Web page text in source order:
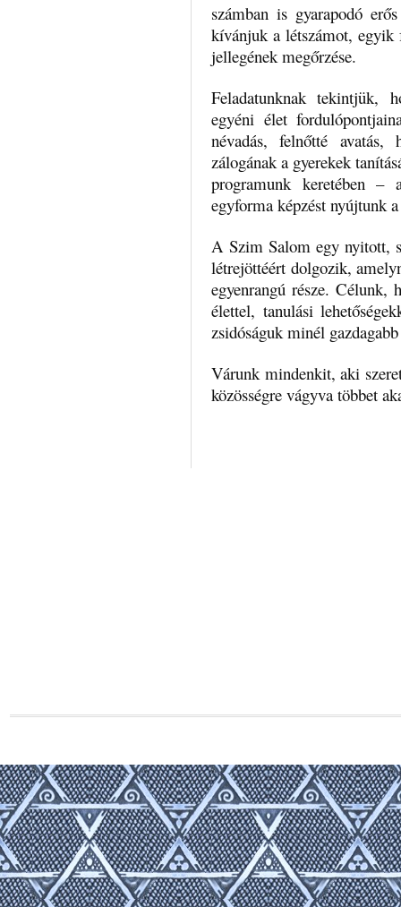
számban is gyarapodó
kívánjuk a létszámot, egyik
jellegének megőrzése.
Feladatunknak tekintjük,
egyéni élet
névadás, felnőtté avatás,
zálogának a gyerekek
programunk keretében –
egyforma képzést nyújtunk
A Szim Salom egy nyitott,
létrejöttéért dolgozik,
egyenrangú része.
élettel, tanulási
zsidóságuk minél
Várunk mindenkit, aki
közösségre vágyva többet